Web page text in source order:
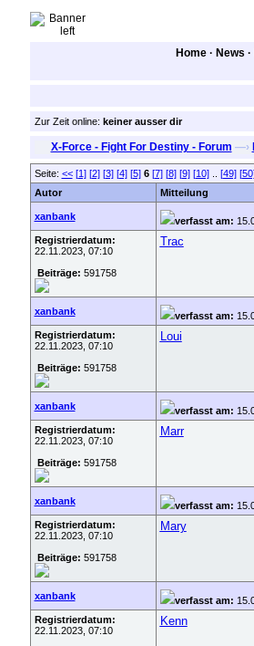
Home · News ·
Zur Zeit online: keiner ausser dir
X-Force - Fight For Destiny - Forum —›
Seite: << [1] [2] [3] [4] [5] 6 [7] [8] [9] [10].. [49]
Autor
Mitteilung
xanbank verfasst am:
Registrierdatum:
22.11.2023, 07:10
Beiträge: 591758
Trac
xanbank verfasst am:
Registrierdatum:
22.11.2023, 07:10
Beiträge: 591758
Loui
xanbank verfasst am:
Registrierdatum:
22.11.2023, 07:10
Beiträge: 591758
Marr
xanbank verfasst am:
Registrierdatum:
22.11.2023, 07:10
Beiträge: 591758
Mary
xanbank verfasst am:
Registrierdatum:
22.11.2023, 07:10
Kenn